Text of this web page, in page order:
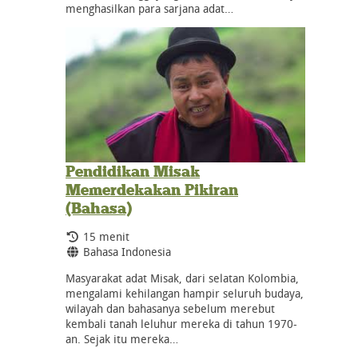
menghasilkan para sarjana adat…
Pendidikan Misak
Memerdekakan Pikiran
(Bahasa)
Durasi:
15 menit
Bahasa:
Bahasa Indonesia
Masyarakat adat Misak, dari selatan Kolombia,
mengalami kehilangan hampir seluruh budaya,
wilayah dan bahasanya sebelum merebut
kembali tanah leluhur mereka di tahun 1970-
an. Sejak itu mereka…